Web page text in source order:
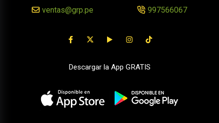
ventas@grp.pe 997566067
Descargar la App GRATIS